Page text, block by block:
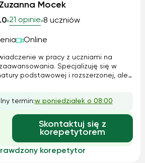
Zuzanna Mocek
21 opinie 8 uczniów
Online
w pracy z uczniami na
Specjalizuję się w
podstawowej i rozszerzonej, ale
młodszym uczniom. Moje
dopasowane indywidualnie –
klasycznych podręczników, ...
termin:w poniedziałek o 08:00
Skontaktuj się z
korepetytorem
korepetytor